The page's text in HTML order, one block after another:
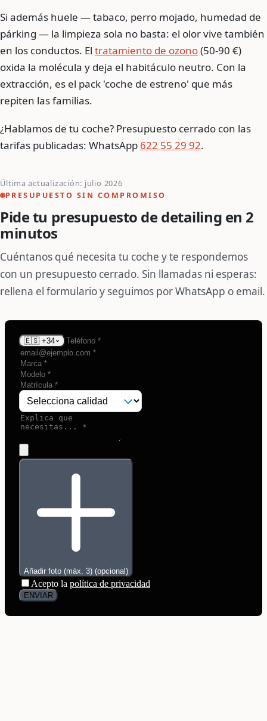
Si además huele — tabaco, perro mojado, humedad de
párking — la limpieza sola no basta: el olor vive también
en los conductos. El tratamiento de ozono(50-90 €)
oxida la molécula y deja el habitáculo neutro. Con la
extracción, es el pack 'coche de estreno' que más
repiten las familias.
¿Hablamos de tu coche? Presupuesto cerrado con las
tarifas publicadas: WhatsApp 622 55 29 92.
Última actualización: julio 2026
PRESUPUESTO SIN COMPROMISO
Pide tu presupuesto de detailing en 2
minutos
Cuéntanos qué necesita tu coche y te respondemos
con un presupuesto cerrado. Sin llamadas ni esperas:
rellena el formulario y seguimos por WhatsApp o email.